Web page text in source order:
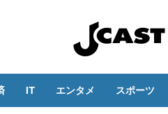
IT エンタメ スポーツ